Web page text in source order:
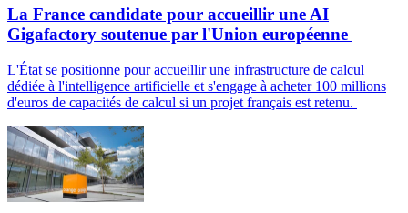
La France candidate pour accueillir une AI
Gigafactory soutenue par l'Union européenne
L'État se positionne pour accueillir une infrastructure de calcul
dédiée à l'intelligence artificielle et s'engage à acheter 100 millions
d'euros de capacités de calcul si un projet français est retenu.